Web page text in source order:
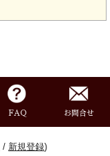
FAQ お問合せ
/ 新規登録)